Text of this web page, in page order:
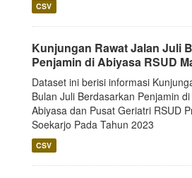
CSV
Kunjungan Rawat Jalan Juli
Penjamin di Abiyasa RSUD
Dataset ini berisi informasi
Bulan Juli Berdasarkan Penjamin
Abiyasa dan Pusat Geriatri RSUD
Soekarjo Pada Tahun 2023
CSV